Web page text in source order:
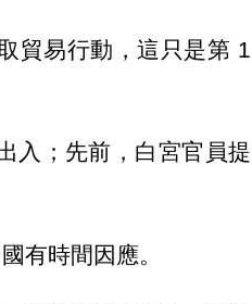
貿易行動，這只是第 1
入；先前，白宮官員提
有時間因應。